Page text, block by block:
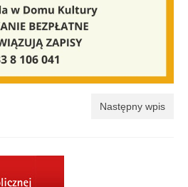
Następny wpis